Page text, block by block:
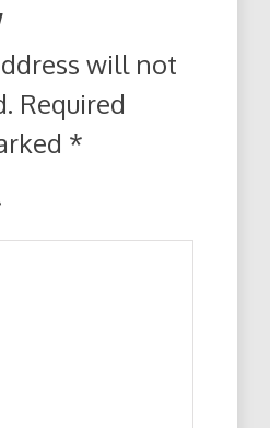
will not
Required
*